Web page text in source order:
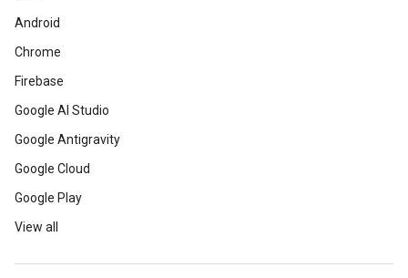
Android
Chrome
Firebase
Google AI Studio
Google Antigravity
Google Cloud
Google Play
View all